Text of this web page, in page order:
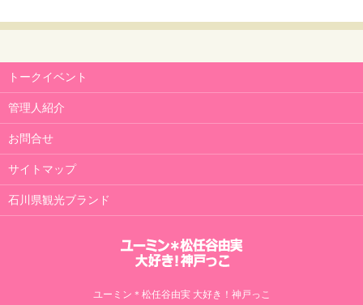
トークイベント
管理人紹介
お問合せ
サイトマップ
石川県観光ブランド
ユーミン＊松任谷由実 大好き！神戸っこ